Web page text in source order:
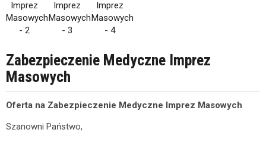
Zabezpieczenie Medyczne Imprez
Masowych
Oferta na Zabezpieczenie Medyczne Imprez Masowych
Szanowni Państwo,